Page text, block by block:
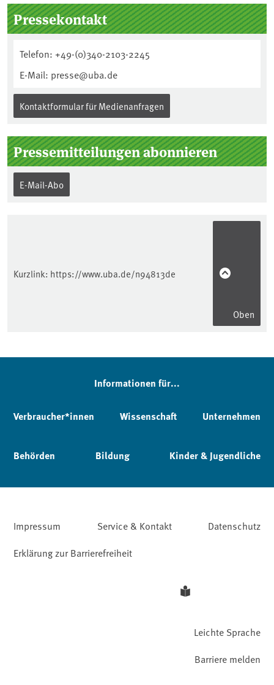
Seitenleiste
Pressekontakt
Telefon: +49-(0)340-2103-2245
E-Mail: presse@uba.de
Kontaktformular für Medienanfragen
Pressemitteilungen abonnieren
E-Mail-Abo
Kurzlink: https://www.uba.de/n94813de
Oben
Informationen für...
Verbraucher*innen Wissenschaft Unternehmen
Behörden Bildung Kinder & Jugendliche
Impressum Service & Kontakt
Datenschutz
Erklärung zur Barrierefreiheit
Leichte Sprache
Barriere melden